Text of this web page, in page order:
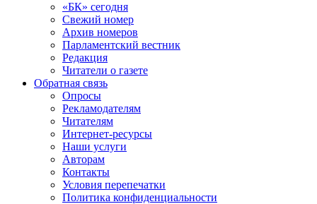
«БК» сегодня
Свежий номер
Архив номеров
Парламентский вестник
Редакция
Читатели о газете
Обратная связь
Опросы
Рекламодателям
Читателям
Интернет-ресурсы
Наши услуги
Авторам
Контакты
Условия перепечатки
Политика конфиденциальности